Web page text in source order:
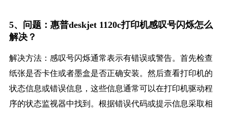
5、问题：惠普deskjet 1120c打印机感叹号闪烁怎么
解决？
解决方法：感叹号闪烁通常表示有错误或警告。首先检查
纸张是否卡住或者墨盒是否正确安装。然后查看打印机的
状态信息或错误信息，这些信息通常可以在打印机驱动程
序的状态监视器中找到。根据错误代码或提示信息采取相